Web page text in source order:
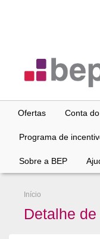
Ofertas Conta
Programa de
Sobre a BEP
Início
Detalhe